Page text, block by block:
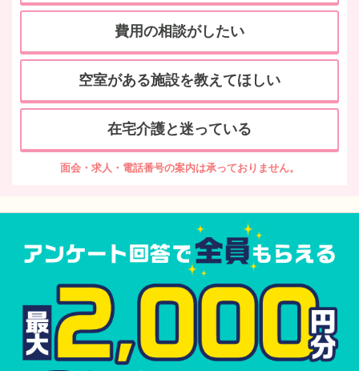
費用の相談がしたい
空室がある施設を教えてほしい
在宅介護と迷っている
面会・求人・電話番号の案内は承っておりません。